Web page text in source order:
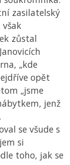
zasilatelský
zůstal
„kde
opět
„jsme
jenž
se všude s
si
toho, jak se